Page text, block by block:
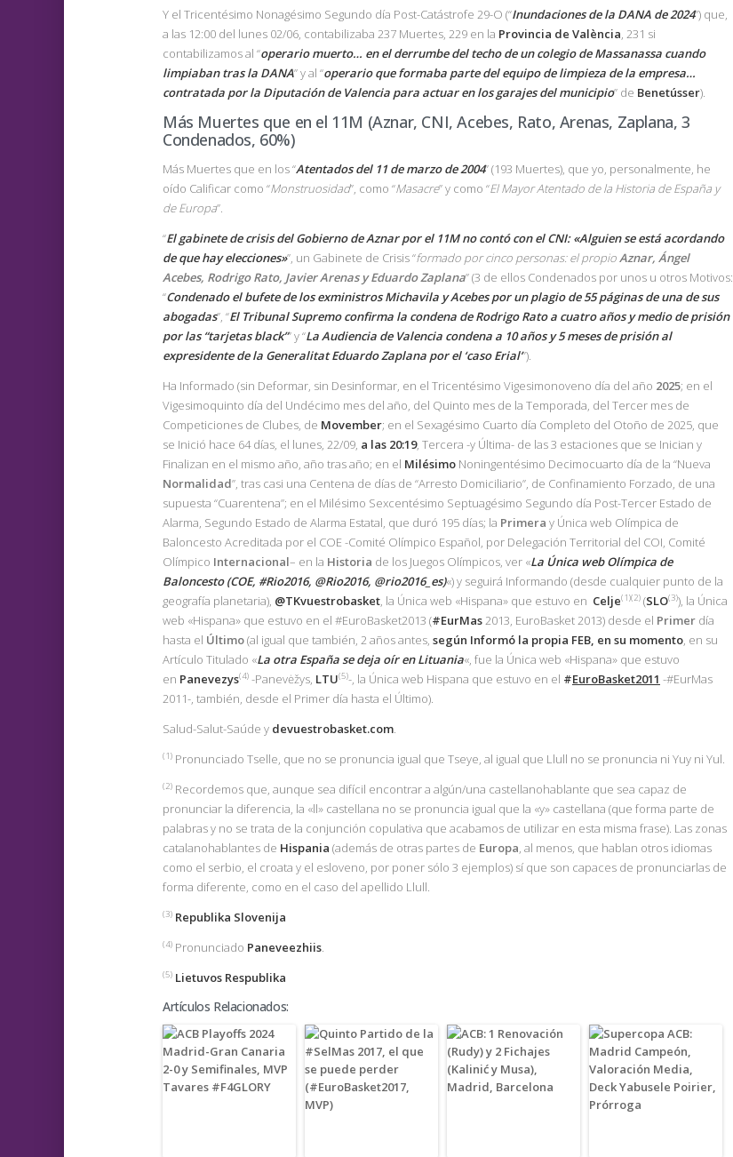
Y el Tricentésimo Nonagésimo Segundo día Post-Catástrofe 29-O (“Inundaciones de la DANA de 2024”) que,
a las 12:00 del lunes 02/06, contabilizaba 237 Muertes, 229 en la Provincia de València, 231 si
contabilizamos al “operario muerto… en el derrumbe del techo de un colegio de Massanassa cuando
limpiaban tras la DANA” y al “operario que formaba parte del equipo de limpieza de la empresa…
contratada por la Diputación de Valencia para actuar en los garajes del municipio” de Benetússer).
Más Muertes que en el 11M (Aznar, CNI, Acebes, Rato, Arenas, Zaplana, 3
Condenados, 60%)
Más Muertes que en los “Atentados del 11 de marzo de 2004” (193 Muertes), que yo, personalmente, he
oído Calificar como “Monstruosidad”, como “Masacre” y como “El Mayor Atentado de la Historia de España y
de Europa”.
“El gabinete de crisis del Gobierno de Aznar por el 11M no contó con el CNI: «Alguien se está acordando
de que hay elecciones»”, un Gabinete de Crisis “formado por cinco personas: el propioAznar, Ángel
Acebes, Rodrigo Rato, Javier Arenas y Eduardo Zaplana” (3 de ellos Condenados por unos u otros Motivos:
“Condenado el bufete de los exministros Michavila y Acebes por un plagio de 55 páginas de una de sus
abogadas”, “El Tribunal Supremo confirma la condena de Rodrigo Rato a cuatro años y medio de prisión
por las “tarjetas black”” y “La Audiencia de Valencia condena a 10 años y 5 meses de prisión al
expresidente de la Generalitat Eduardo Zaplana por el ‘caso Erial’”).
Ha Informado (sin Deformar, sin Desinformar, en el Tricentésimo Vigesimonoveno día del año 2025; en el
Vigesimoquinto día del Undécimo mes del año, del Quinto mes de la Temporada, del Tercer mes de
Competiciones de Clubes, de Movember; en el Sexagésimo Cuarto día Completo del Otoño de 2025, que
se Inició hace 64 días, el lunes, 22/09, a las 20:19, Tercera -y Última- de las 3 estaciones que se Inician y
Finalizan en el mismo año, año tras año; en el Milésimo Noningentésimo Decimocuarto día de la “Nueva
Normalidad”, tras casi una Centena de días de “Arresto Domiciliario”, de Confinamiento Forzado, de una
supuesta “Cuarentena”; en el Milésimo Sexcentésimo Septuagésimo Segundo día Post-Tercer Estado de
Alarma, Segundo Estado de Alarma Estatal, que duró 195 días; la Primera y Única web Olímpica de
Baloncesto Acreditada por el COE -Comité Olímpico Español, por Delegación Territorial del COI, Comité
Olímpico Internacional– en la Historia de los Juegos Olímpicos, ver «La Única web Olímpica de
Baloncesto (COE, #Rio2016, @Rio2016, @rio2016_es)«) y seguirá Informando (desde cualquier punto de la
geografía planetaria), @TKvuestrobasket, la Única web «Hispana» que estuvo en Celje(1)(2) (SLO(3)), la Única
web «Hispana» que estuvo en el #EuroBasket2013 (#EurMas2013, EuroBasket 2013) desde el Primer día
hasta el Último(al igual que también, 2 años antes, según Informó la propia FEB, en su momento, en su
Artículo Titulado «La otra España se deja oír en Lituania«, fue la Única web «Hispana» que estuvo
en Panevezys(4) -Panevėžys, LTU(5)-, la Única web Hispana que estuvo en el #EuroBasket2011 -#EurMas
2011-, también, desde el Primer día hasta el Último).
Salud-Salut-Saúde y devuestrobasket.com.
(1) Pronunciado Tselle, que no se pronuncia igual que Tseye, al igual que Llull no se pronuncia ni Yuy ni Yul.
(2) Recordemos que, aunque sea difícil encontrar a algún/una castellanohablante que sea capaz de
pronunciar la diferencia, la «ll» castellana no se pronuncia igual que la «y» castellana (que forma parte de
palabras y no se trata de la conjunción copulativa que acabamos de utilizar en esta misma frase). Las zonas
catalanohablantes de Hispania (además de otras partes de Europa, al menos, que hablan otros idiomas
como el serbio, el croata y el esloveno, por poner sólo 3 ejemplos) sí que son capaces de pronunciarlas de
forma diferente, como en el caso del apellido Llull.
(3) Republika Slovenija
(4) Pronunciado Paneveezhiis.
(5) Lietuvos Respublika
Artículos Relacionados: